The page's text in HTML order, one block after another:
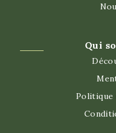
Qui
Politique